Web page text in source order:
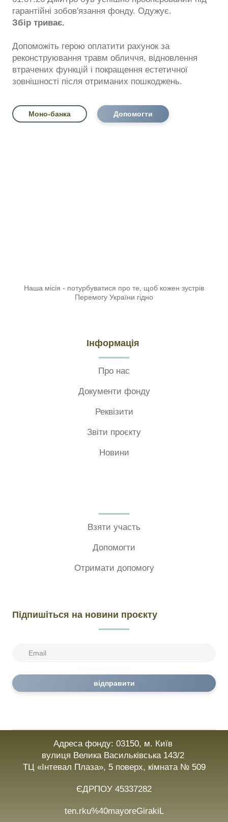
гарантійні зобов'язання фонду. Одужує.
Збір триває.
Допоможіть герою оплатити рахунок за
реконструювання травм обличчя, відновлення
втрачених функцій і покращення естетичної
зовнішності після отриманих пошкоджень.
Моно-банка Допомогти
Наша місія - потурбуватися про те, щоб кожен зустрів
Перемогу України гідно
Інформація
Про нас
Документи фонду
Реквізити
Звіти проєкту
Новини
Взяти участь
Допомогти
Отримати допомогу
Підпишіться на новини проєкту
відправити
Адреса фонду: 03150, м. Київ
вулиця Велика Васильківська 143/2
ТЦ «Інтевал Плаза», 5 поверх, кімната № 509
ЄДРПОУ 45337282
ten.rku%40mayoreGirakiL